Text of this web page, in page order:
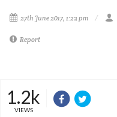
27th June 2017, 1:22 pm
Report
1.2k
VIEWS